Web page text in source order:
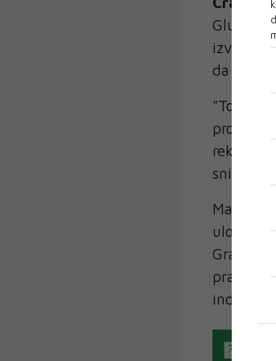
Glumac
da su
"To je
rekavši
uloga
Grace"
prati
industriji